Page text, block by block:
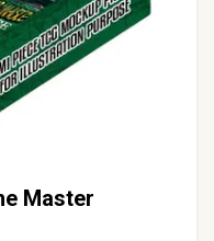
Master